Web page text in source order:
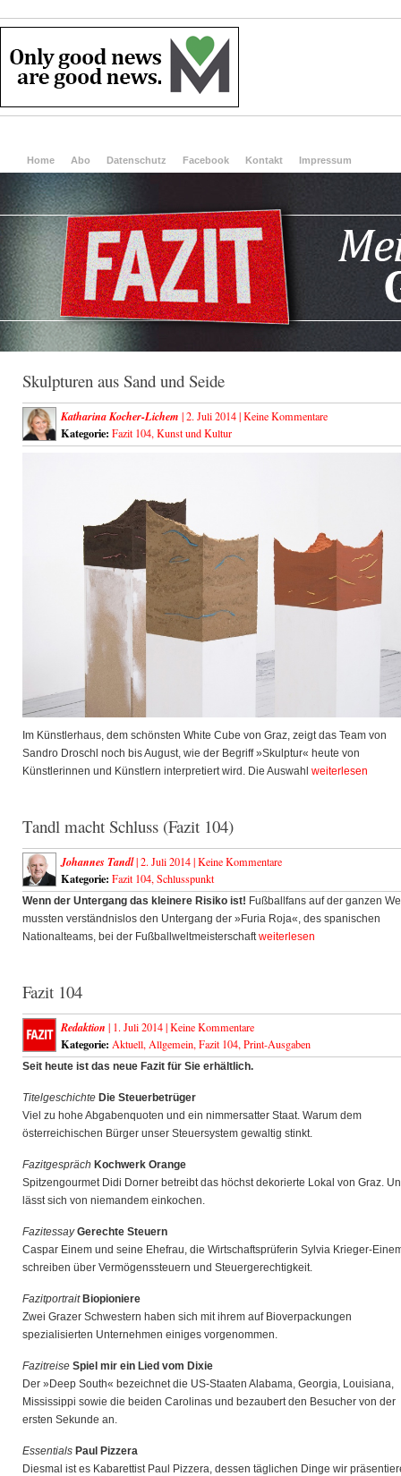
Home Abo Datenschutz Facebook Kontakt Impressum
Skulpturen aus Sand und Seide
Katharina Kocher-Lichem | 2. Juli 2014 |Keine Kommentare
Kategorie: Fazit 104, Kunst und Kultur
Im Künstlerhaus, dem schönsten White Cube von Graz, zeigt das Team von
Sandro Droschl noch bis August, wie der Begriff »Skulptur« heute von
Künstlerinnen und Künstlern interpretiert wird. Die Auswahl weiterlesen
Tandl macht Schluss (Fazit 104)
Johannes Tandl| 2. Juli 2014 |Keine Kommentare
Kategorie: Fazit 104, Schlusspunkt
Wenn der Untergang das kleinere Risiko ist! Fußballfans auf der ganzen
mussten verständnislos den Untergang der »Furia Roja«, des spanischen
Nationalteams, bei der Fußballweltmeisterschaftweiterlesen
Fazit 104
Redaktion | 1. Juli 2014 |Keine Kommentare
Kategorie: Aktuell, Allgemein, Fazit 104, Print-Ausgaben
Seit heute ist das neue Fazit für Sie erhältlich.
Titelgeschichte Die Steuerbetrüger
Viel zu hohe Abgabenquoten und ein nimmersatter Staat. Warum dem
österreichischen Bürger unser Steuersystem gewaltig stinkt.
Fazitgespräch Kochwerk Orange
Spitzengourmet Didi Dorner betreibt das höchst dekorierte Lokal von Graz.
lässt sich von niemandem einkochen.
Fazitessay Gerechte Steuern
Caspar Einem und seine Ehefrau, die Wirtschaftsprüferin Sylvia Krieger-
schreiben über Vermögenssteuern und Steuergerechtigkeit.
Fazitportrait Biopioniere
Zwei Grazer Schwestern haben sich mit ihrem auf Bioverpackungen
spezialisierten Unternehmen einiges vorgenommen.
Fazitreise Spiel mir ein Lied vom Dixie
Der »Deep South« bezeichnet die US-Staaten Alabama, Georgia, Louisiana,
Mississippi sowie die beiden Carolinas und bezaubert den Besucher von der
ersten Sekunde an.
Essentials Paul Pizzera
Diesmal ist es Kabarettist Paul Pizzera, dessen täglichen Dinge wir